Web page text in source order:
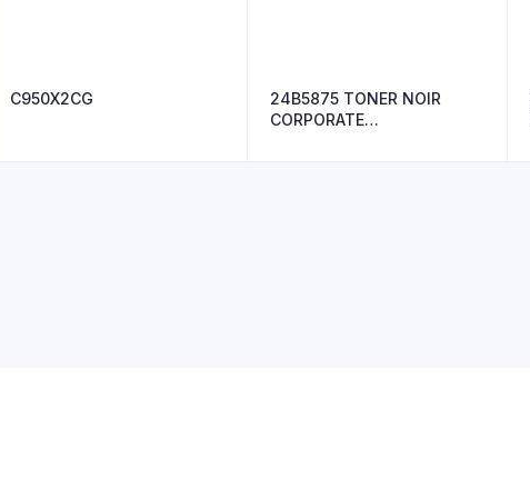
C950X2CG
24B5875 TONER NOIR
CORPORATE